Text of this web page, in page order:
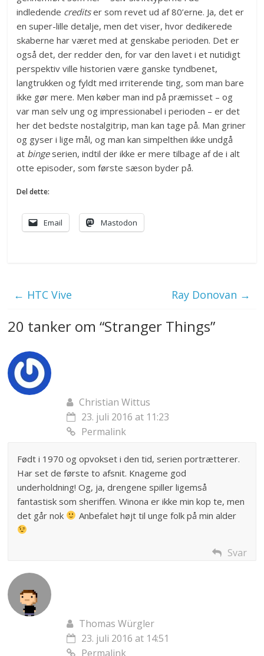
indledende creditser som revet ud af 80’erne. Ja, det er
en super-lille detalje, men det viser, hvor dedikerede
skaberne har været med at genskabe perioden. Det er
også det, der redder den, for var den lavet i et nutidigt
perspektiv ville historien være ganske tyndbenet,
langtrukken og fyldt med irriterende ting, som man bare
ikke gør mere. Men køber man ind på præmisset – og
var man selv ung og impressionabel i perioden – er det
her det bedste nostalgitrip, man kan tage på. Man griner
og gyser i lige mål, og man kan simpelthen ikke undgå
at bingeserien, indtil der ikke er mere tilbage af de i alt
otte episoder, som første sæson byder på.
Del dette:
Email Mastodon
← HTC Vive Ray Donovan →
20 tanker om “Stranger Things”
Christian Wittus
23. juli 2016 at 11:23
Permalink
Født i 1970 og opvokset i den tid, serien portrætterer.
Har set de første to afsnit. Knageme god
underholdning! Og, ja, drengene spiller ligemså
fantastisk som sheriffen. Winona er ikke min kop te, men
det går nok
Anbefalet højt til unge folk på min alder
Svar
Thomas Würgler
23. juli 2016 at 14:51
Permalink